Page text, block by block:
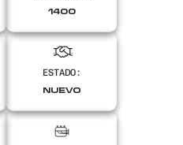
1400
ESTADO:
NUEVO